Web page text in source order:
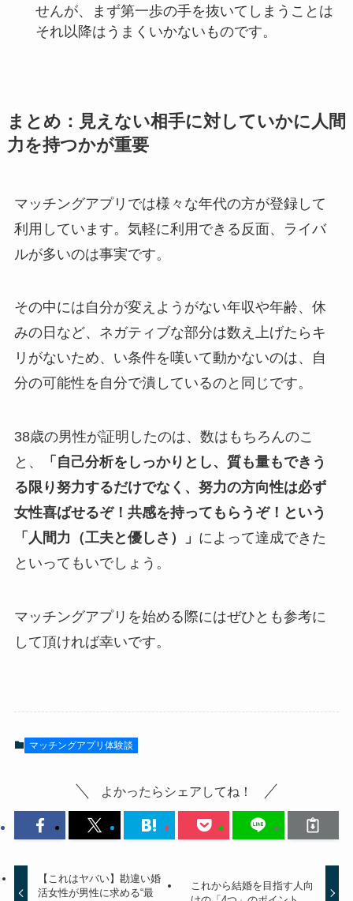
せんが、まず第一歩の手を抜いてしまうことは
それ以降はうまくいかないものです。
まとめ：見えない相手に対していかに人間
力を持つかが重要
マッチングアプリでは様々な年代の方が登録して
利用しています。気軽に利用できる反面、ライバ
ルが多いのは事実です。
その中には自分が変えようがない年収や年齢、休
みの日など、ネガティブな部分は数え上げたらキ
リがないため、い条件を嘆いて動かないのは、自
分の可能性を自分で潰しているのと同じです。
38歳の男性が証明したのは、数はもちろんのこ
と、
「自己分析をしっかりとし、質も量もできう
る限り努力するだけでなく、努力の方向性は必ず
女性喜ばせるぞ！共感を持ってもらうぞ！という
「人間力（工夫と優しさ）」 によって達成できた
といってもいでしょう。
マッチングアプリを始める際にはぜひとも参考に
して頂ければ幸いです。
マッチングアプリ体験談
よかったらシェアしてね！
【これはヤバい】勘違い婚
活女性が男性に求める“最
これから結婚を目指す人向